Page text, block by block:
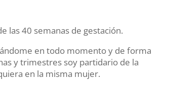
las 40 semanas de gestación.
en todo momento y de forma
y trimestres soy partidario de la
en la misma mujer.